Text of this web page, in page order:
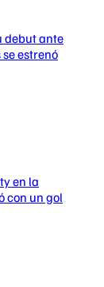
debut ante
estrenó
en la
con un gol